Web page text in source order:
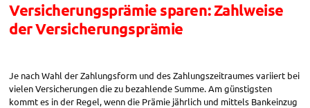
Versicherungsprämie sparen: Zahlweise
der Versicherungsprämie
Je nach Wahl der Zahlungsform und des Zahlungszeitraumes variiert bei
vielen Versicherungen die zu bezahlende Summe. Am günstigsten
kommt es in der Regel, wenn die Prämie jährlich und mittels Bankeinzug